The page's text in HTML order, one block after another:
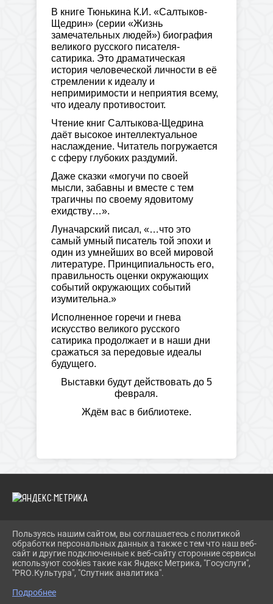
В книге Тюнькина К.И. «Салтыков-
Щедрин» (серии «Жизнь
замечательных людей») биография
великого русского писателя-
сатирика. Это драматическая
история человеческой личности в её
стремлении к идеалу и
непримиримости и неприятия всему,
что идеалу противостоит.
Чтение книг Салтыкова-Щедрина
даёт высокое интеллектуальное
наслаждение. Читатель погружается
с сферу глубоких раздумий.
Даже сказки «могучи по своей
мысли, забавны и вместе с тем
трагичны по своему ядовитому
ехидству…».
Луначарский писал, «…что это
самый умный писатель той эпохи и
один из умнейших во всей мировой
литературе. Принципиальность его,
правильность оценки окружающих
событий окружающих событий
изумительна.»
Исполненное горечи и гнева
искусство великого русского
сатирика продолжает и в наши дни
сражаться за передовые идеалы
будущего.
Выставки будут действовать до 5
февраля.
Ждём вас в библиотеке.
2026 Г. BIBLIOYAIVA.RU
ВХОД
КАРТА САЙТА
ПОЛИТИКА ОБРАБОТКИ ПЕРСОНАЛЬНЫХ ДАННЫХ
СДЕЛАНО НА KUBCMS
Пользуясь нашим сайтом, вы соглашаетесь с политикой
обработки персональных данных а также с тем что наш веб-
сайт и другие подключенные к веб-сайту сторонние сервисы
используют cookies такие как Яндекс Метрика, "Госуслуги",
"PRO.Культура", "Спутник аналитика".
Подробнее